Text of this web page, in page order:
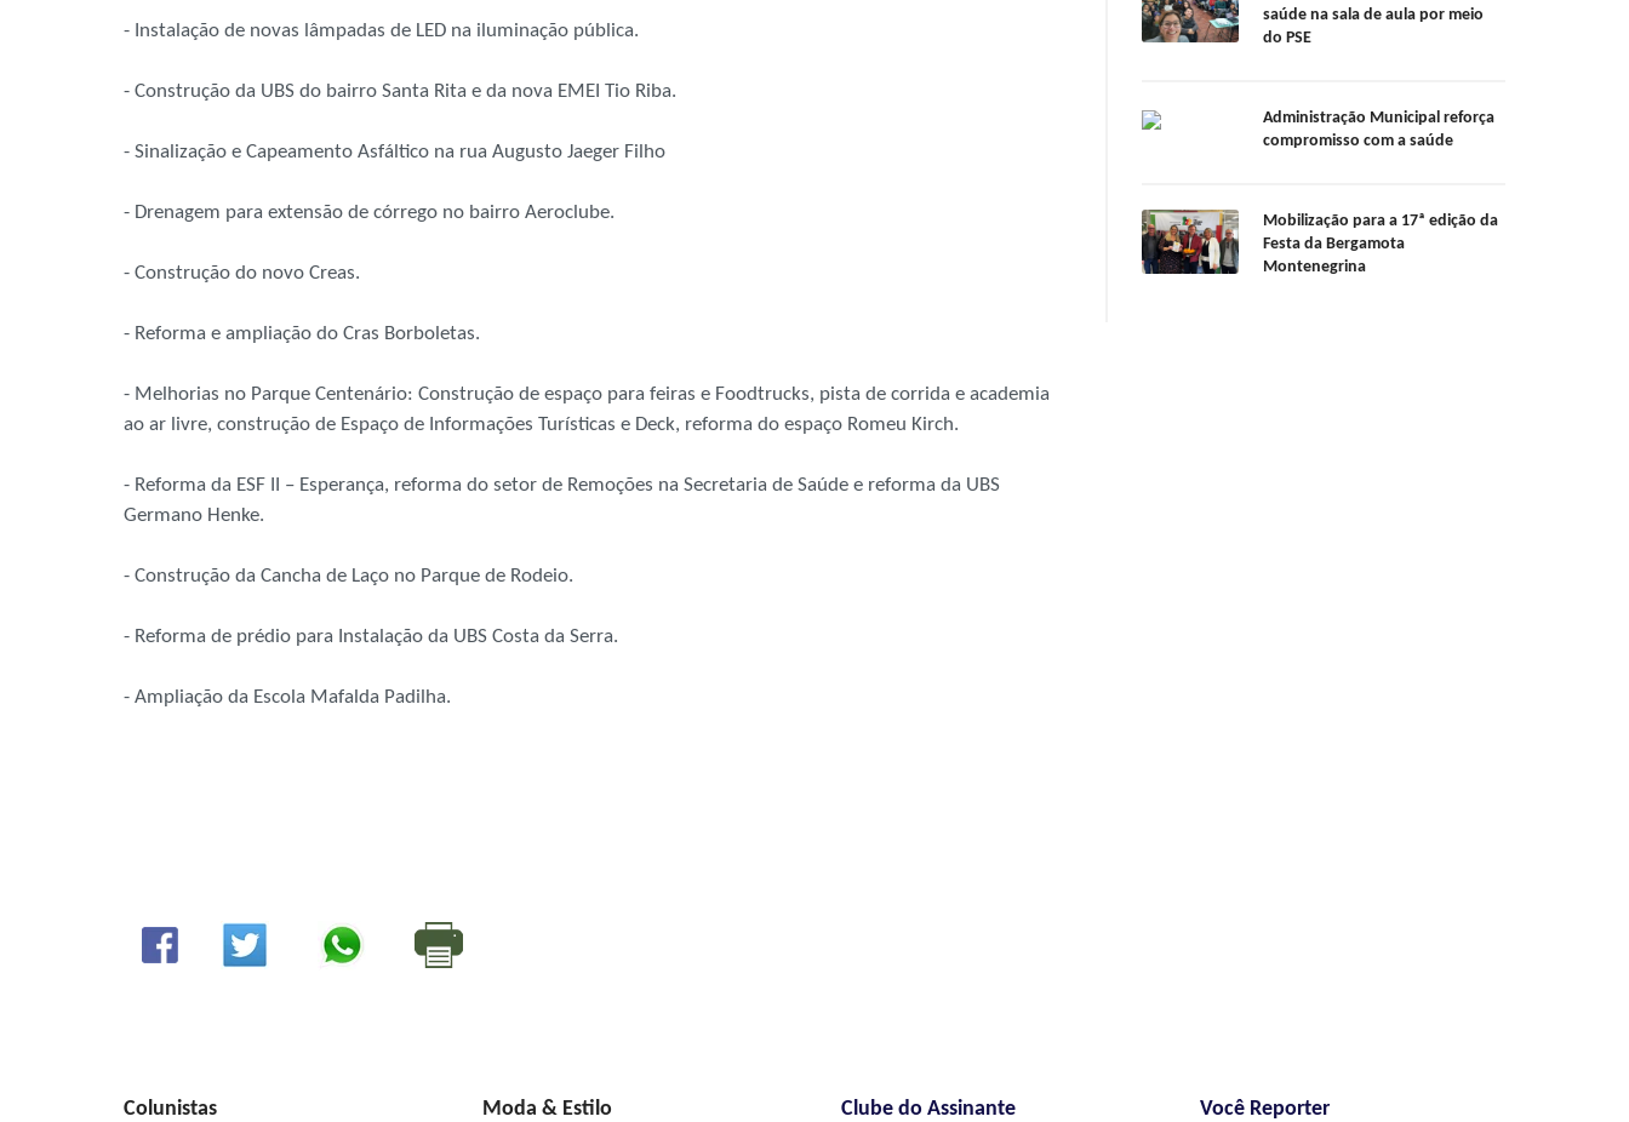
- Instalação de novas lâmpadas de LED na iluminação pública.
- Construção da UBS do bairro Santa Rita e da nova EMEI Tio Riba.
- Sinalização e Capeamento Asfáltico na rua Augusto Jaeger Filho
- Drenagem para extensão de córrego no bairro Aeroclube.
- Construção do novo Creas.
- Reforma e ampliação do Cras Borboletas.
- Melhorias no Parque Centenário: Construção de espaço para feiras e Foodtrucks, pista de corrida e academia
ao ar livre, construção de Espaço de Informações Turísticas e Deck, reforma do espaço Romeu Kirch.
- Reforma da ESF II – Esperança, reforma do setor de Remoções na Secretaria de Saúde e reforma da UBS
Germano Henke.
- Construção da Cancha de Laço no Parque de Rodeio.
- Reforma de prédio para Instalação da UBS Costa da Serra.
- Ampliação da Escola Mafalda Padilha.
saúde na sala de aula por meio
do PSE
Administração Municipal reforça
compromisso com a saúde
Mobilização para a 17ª edição da
Festa da Bergamota
Montenegrina
Colunistas Moda & Estilo Clube do Assinante Você Reporter